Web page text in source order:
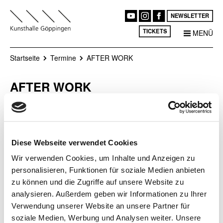
Diese Webseite verwendet Cookies
Wir verwenden Cookies, um Inhalte und Anzeigen zu
personalisieren, Funktionen für soziale Medien anbieten
zu können und die Zugriffe auf unsere Website zu
analysieren. Außerdem geben wir Informationen zu Ihrer
Verwendung unserer Website an unsere Partner für
soziale Medien, Werbung und Analysen weiter. Unsere
NEWSLETTER
TICKETS MENÜ
Startseite Termine AFTER WORK
AFTER WORK
Göppingen
Datum
26.06.2026, 18:00 Uhr
Kunst betrachten und selber
Kunst „nur“ betrachten? Wir
laden Sie ein, Theorie und
Praxis zu verbinden – und das
…After Work! After Work richtet
sich an alle, die neben der
Kunstbetrachtung auch selbst
Zugang zum künstlerischen
Arbeiten suchen und finden möchten. Das Experimentieren